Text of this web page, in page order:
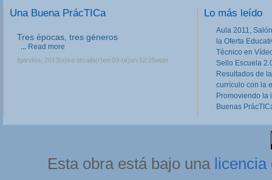
Una Buena PrácTICa
Tres épocas, tres géneros
... Read more
Igandea, 2013(e)ko otsaila(r)en 03-(e)an 12:25etan
Lo más leído
Aula 2011,
la Oferta
Técnico en
Sello Escuela
Resultados de
currículo con la
Promoviendo la
Buenas
Esta obra está bajo una licencia